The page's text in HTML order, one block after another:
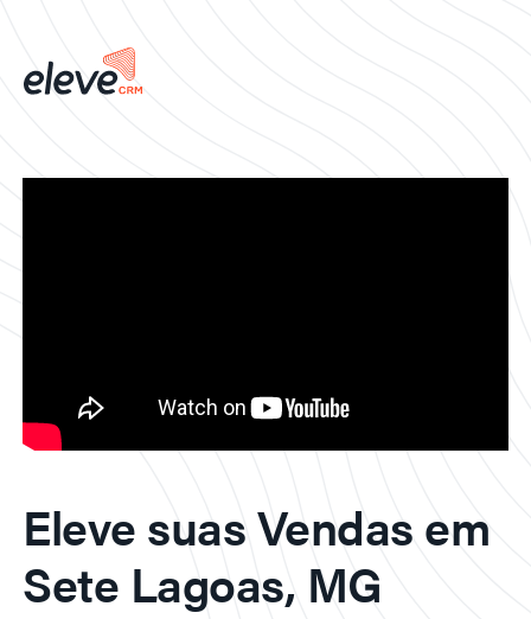
Eleve suas Vendas em
Sete Lagoas, MG